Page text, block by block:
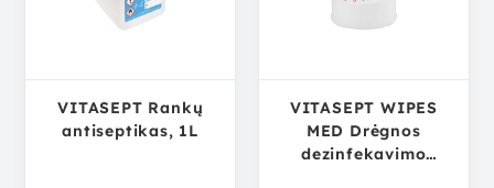
VITASEPT Rankų
antiseptikas, 1L
VITASEPT WIPES
MED Drėgnos
dezinfekavimo